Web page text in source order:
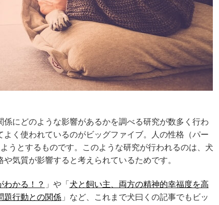
にどのような影響があるかを調べる研究が数多く行わ
く使われているのがビッグファイブ。人の性格（パー
うとするものです。このような研究が行われるのは、犬
気質が影響すると考えられているためです。
わかる！？ 」や「 犬と飼い主、両方の精神的幸福度を高
題行動との関係」など、これまで犬曰くの記事でもビッ